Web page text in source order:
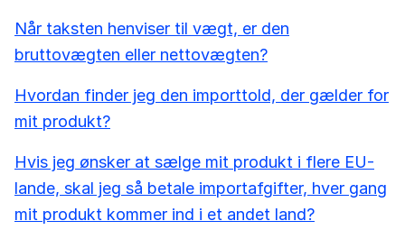
Når taksten henviser til vægt, er den
bruttovægten eller nettovægten?
Hvordan finder jeg den importtold, der gælder for
mit produkt?
Hvis jeg ønsker at sælge mit produkt i flere EU-
lande, skal jeg så betale importafgifter, hver gang
mit produkt kommer ind i et andet land?